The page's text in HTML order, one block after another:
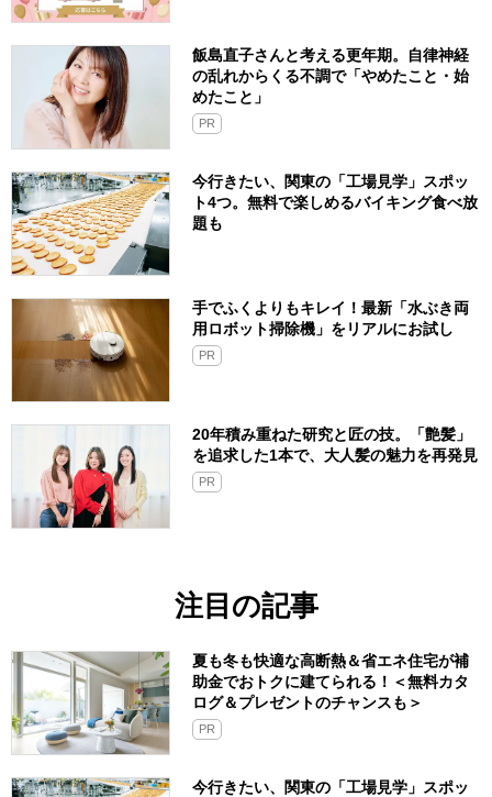
飯島直子さんと考える更年期。自律神経
の乱れからくる不調で「やめたこと・始
めたこと」
PR
今行きたい、関東の「工場見学」スポッ
ト4つ。無料で楽しめるバイキング食べ放
題も
手でふくよりもキレイ！最新「水ぶき両
用ロボット掃除機」をリアルにお試し
PR
20年積み重ねた研究と匠の技。「艶髪」
を追求した1本で、大人髪の魅力を再発見
PR
注目の記事
夏も冬も快適な高断熱＆省エネ住宅が補
助金でおトクに建てられる！＜無料カタ
ログ＆プレゼントのチャンスも＞
PR
今行きたい、関東の「工場見学」スポッ